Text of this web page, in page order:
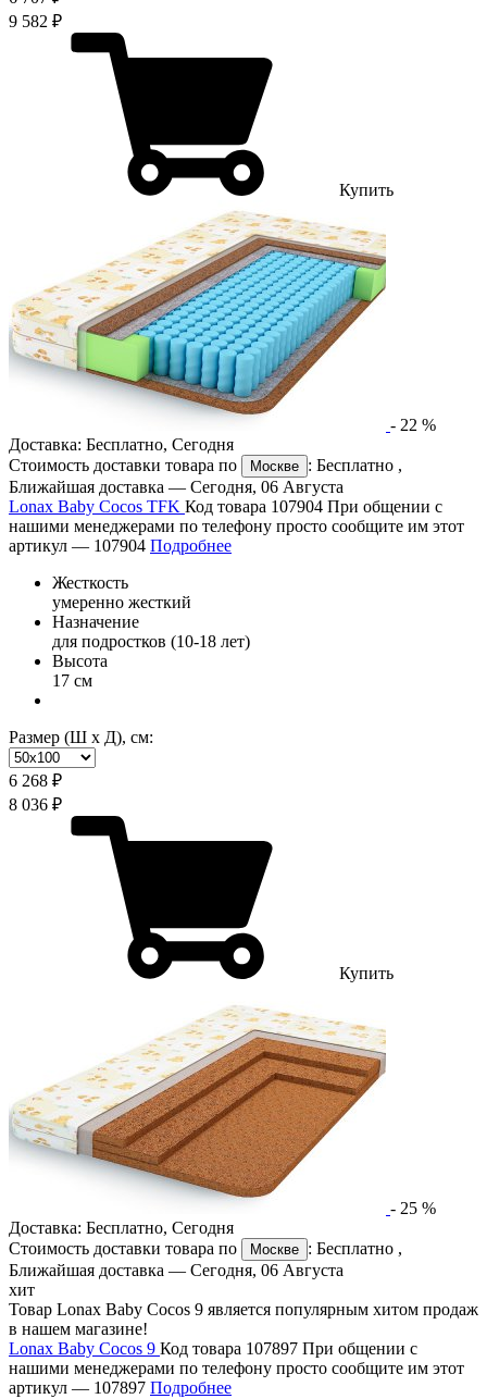
9 582 ₽
Купить
- 22 %
Доставка: Бесплатно, Сегодня
Стоимость доставки товара по
Москве : Бесплатно ,
Ближайшая доставка — Сегодня, 06 Августа
Lonax Baby Cocos TFK Код товара 107904 При общении с
нашими менеджерами по телефону просто сообщите им этот
артикул — 107904 Подробнее
Жесткость
умеренно жесткий
Назначение
для подростков (10-18 лет)
Высота
17 см
Размер (Ш х Д), см:
6 268 ₽
8 036 ₽
Купить
- 25 %
Доставка: Бесплатно, Сегодня
Стоимость доставки товара по
Москве : Бесплатно ,
Ближайшая доставка — Сегодня, 06 Августа
хит
Товар Lonax Baby Cocos 9 является популярным хитом продаж
в нашем магазине!
Lonax Baby Cocos 9 Код товара 107897 При общении с
нашими менеджерами по телефону просто сообщите им этот
артикул — 107897 Подробнее